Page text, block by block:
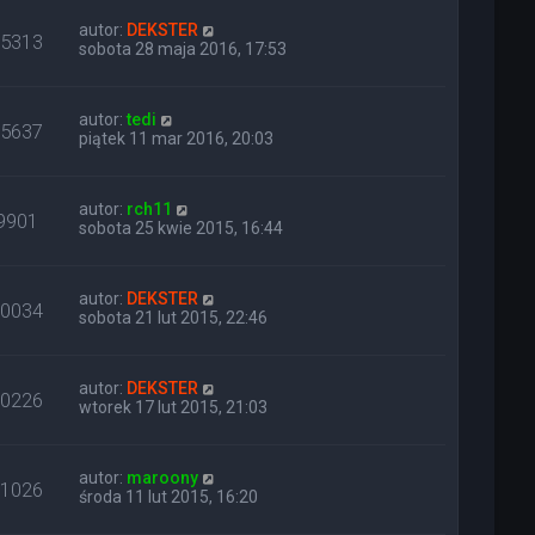
autor: DEKSTER
sobota 28 maja 2016, 17:53
autor:tedi
piątek 11 mar 2016, 20:03
autor: rch11
sobota 25 kwie 2015, 16:44
autor: DEKSTER
sobota 21 lut 2015, 22:46
autor: DEKSTER
wtorek 17 lut 2015, 21:03
autor: maroony
środa 11 lut 2015, 16:20